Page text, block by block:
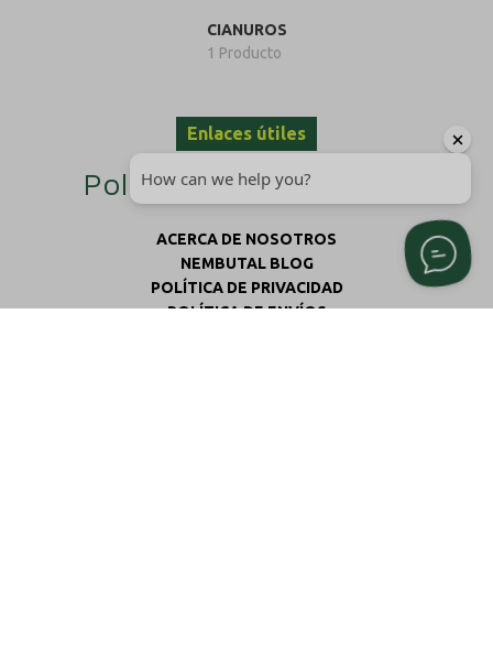
CIANUROS
1 Producto
Enlaces útiles
Políticas de la empresa
ACERCA DE NOSOTROS
NEMBUTAL BLOG
POLÍTICA DE PRIVACIDAD
POLÍTICA DE ENVÍOS